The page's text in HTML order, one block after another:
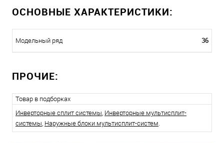
ОСНОВНЫЕ ХАРАКТЕРИСТИКИ:
Модельный ряд 36
ПРОЧИЕ:
Товар в подборках
Инверторные сплит системы, Инверторные мультисплит-
системы, Наружные блоки мультисплит-систем.